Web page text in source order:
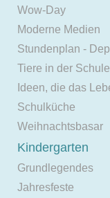
Wow-Day
Moderne Medien
Stundenplan -
Tiere in der Schule
Ideen, die das
Schulküche
Weihnachtsbasar
Kindergarten
Grundlegendes
Jahresfeste